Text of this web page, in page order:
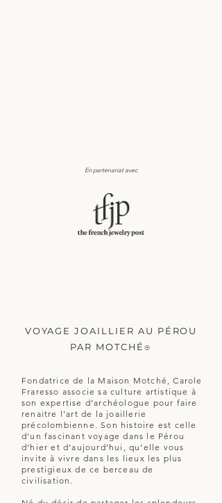
En partenariat avec
VOYAGE JOAILLIER AU PÉROU
PAR MOTCHÉ®​
Fondatrice de la Maison Motché, Carole
Fraresso associe sa culture artistique à
son expertise d’archéologue pour faire
renaitre l’art de la joaillerie
précolombienne. Son histoire est celle
d’un fascinant voyage dans le Pérou
d’hier et d’aujourd’hui, qu’elle vous
invite à vivre dans les lieux les plus
prestigieux de ce berceau de
civilisation.